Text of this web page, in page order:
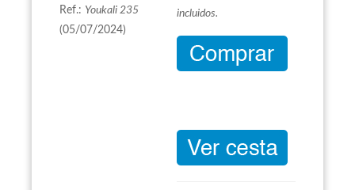
Ref.: Youkali 235
(05/07/2024)
incluidos.